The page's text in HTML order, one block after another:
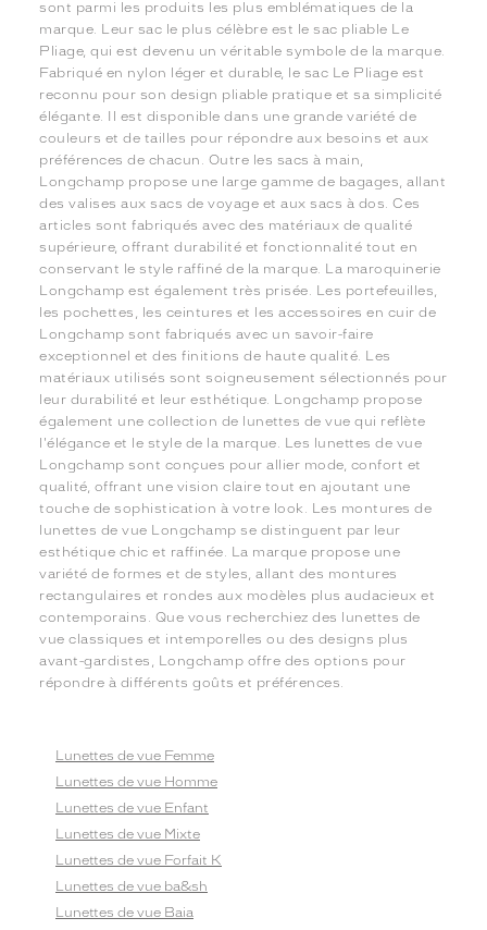
sont parmi les produits les plus emblématiques de la
marque. Leur sac le plus célèbre est le sac pliable Le
Pliage, qui est devenu un véritable symbole de la marque.
Fabriqué en nylon léger et durable, le sac Le Pliage est
reconnu pour son design pliable pratique et sa simplicité
élégante. Il est disponible dans une grande variété de
couleurs et de tailles pour répondre aux besoins et aux
préférences de chacun. Outre les sacs à main,
Longchamp propose une large gamme de bagages, allant
des valises aux sacs de voyage et aux sacs à dos. Ces
articles sont fabriqués avec des matériaux de qualité
supérieure, offrant durabilité et fonctionnalité tout en
conservant le style raffiné de la marque. La maroquinerie
Longchamp est également très prisée. Les portefeuilles,
les pochettes, les ceintures et les accessoires en cuir de
Longchamp sont fabriqués avec un savoir-faire
exceptionnel et des finitions de haute qualité. Les
matériaux utilisés sont soigneusement sélectionnés pour
leur durabilité et leur esthétique. Longchamp propose
également une collection de lunettes de vue qui reflète
l'élégance et le style de la marque. Les lunettes de vue
Longchamp sont conçues pour allier mode, confort et
qualité, offrant une vision claire tout en ajoutant une
touche de sophistication à votre look. Les montures de
lunettes de vue Longchamp se distinguent par leur
esthétique chic et raffinée. La marque propose une
variété de formes et de styles, allant des montures
rectangulaires et rondes aux modèles plus audacieux et
contemporains. Que vous recherchiez des lunettes de
vue classiques et intemporelles ou des designs plus
avant-gardistes, Longchamp offre des options pour
répondre à différents goûts et préférences.
Lunettes de vue Femme
Lunettes de vue Homme
Lunettes de vue Enfant
Lunettes de vue Mixte
Lunettes de vue Forfait K
Lunettes de vue ba&sh
Lunettes de vue Baia